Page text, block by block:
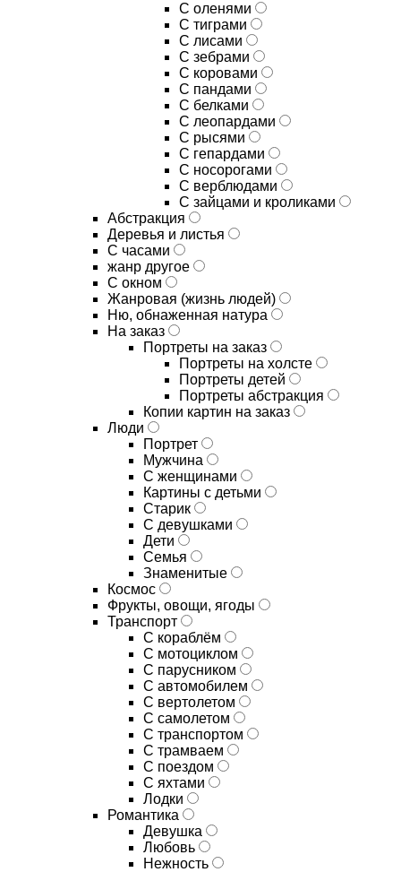
С оленями
С тиграми
С лисами
С зебрами
С коровами
С пандами
С белками
С леопардами
С рысями
С гепардами
С носорогами
С верблюдами
С зайцами и кроликами
Абстракция
Деревья и листья
С часами
жанр другое
С окном
Жанровая (жизнь людей)
Ню, обнаженная натура
На заказ
Портреты на заказ
Портреты на холсте
Портреты детей
Портреты абстракция
Копии картин на заказ
Люди
Портрет
Мужчина
С женщинами
Картины с детьми
Старик
С девушками
Дети
Семья
Знаменитые
Космос
Фрукты, овощи, ягоды
Транспорт
С кораблём
С мотоциклом
С парусником
С автомобилем
С вертолетом
С самолетом
С транспортом
С трамваем
С поездом
С яхтами
Лодки
Романтика
Девушка
Любовь
Нежность